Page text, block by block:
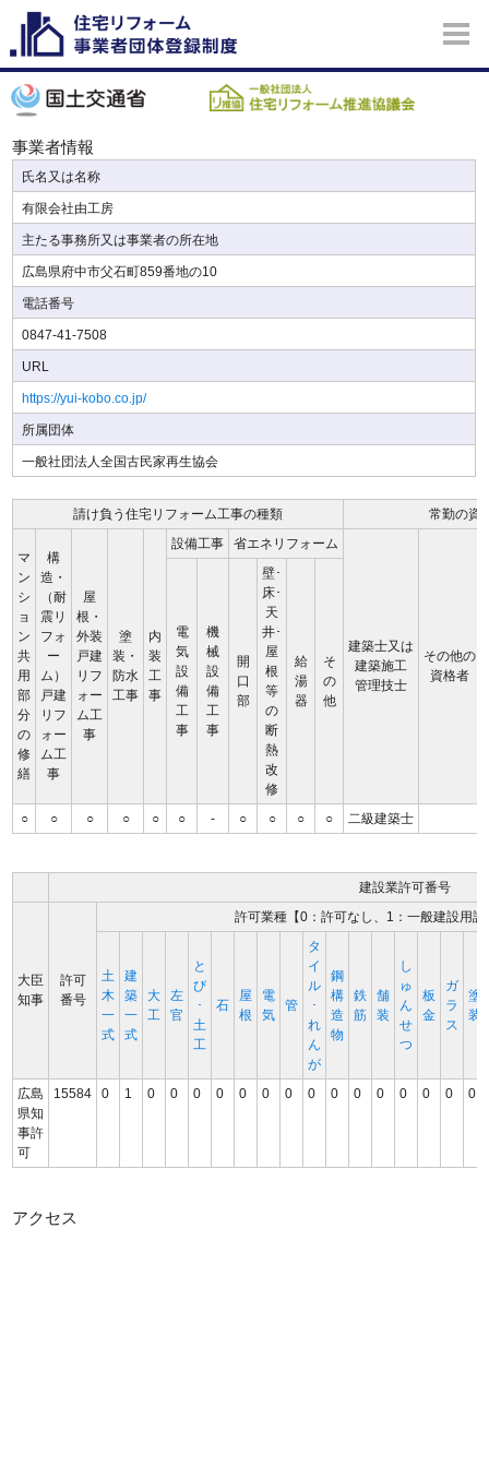
事業者情報
氏名又は名称
有限会社由工房
主たる事務所又は事業者の所在地
広島県府中市父石町859番地の10
電話番号
0847-41-7508
URL
https://yui-kobo.co.jp/
所属団体
一般社団法人全国古民家再生協会
請け負う住宅リフォーム工事の種類 常勤の資
マ
ン
シ
ョ
ン
共
用
部
分
の
修
繕
構
造・
（耐
震リ
フォ
ー
ム）
戸建
リフ
ォー
ム工
事
屋
根・
外装
戸建
リフ
ォー
ム工
事
塗
装・
防水
工事
内
装
工
事
設備工事 省エネリフォーム
建築士又は
建築施工
管理技士
その他の
資格者
電
気
設
備
工
事
機
械
設
備
工
事
開
口
部
壁･
床･
天
井･
屋
根
等
の
断
熱
改
修
給
湯
器
そ
の
他
○ ○ ○ ○ ○ ○ - ○ ○ ○ ○ 二級建築士
建設業許可番号
大臣
知事
許可
番号
許可業種【0：許可なし、1：一般建設用
土
木
一
式
建
築
一
式
大
工
左
官
と
び
･
土
工
石
屋
根
電
気
管
タ
イ
ル
･
れ
ん
が
鋼
構
造
物
鉄
筋
舗
装
し
ゅ
ん
せ
つ
板
金
ガ
ラ
ス
塗
装
広島
県知
事許
可
15584 0 1 0 0 0 0 0 0 0 0 0 0 0 0 0 0 0
アクセス